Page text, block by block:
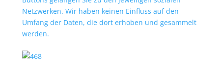
Netzwerken. Wir haben keinen Einfluss auf den
Umfang der Daten, die dort erhoben und gesammelt
werden.